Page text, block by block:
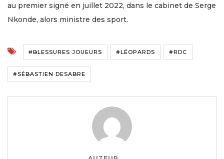
au premier signé en juillet 2022, dans le cabinet de Serge
Nkonde, alors ministre des sport.
#BLESSURES JOUEURS #LÉOPARDS #RDC
#SÉBASTIEN DESABRE